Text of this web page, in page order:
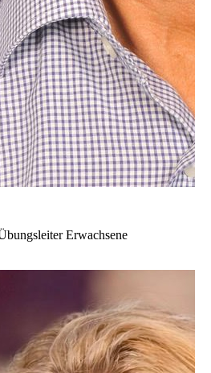
Erwachsene